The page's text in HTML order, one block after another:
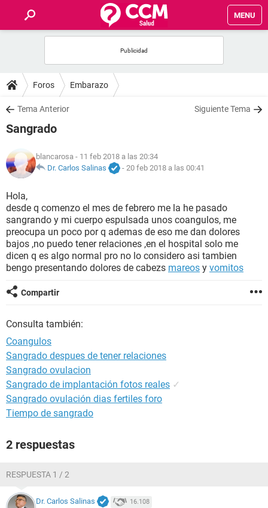
MENU
FOROS
SALUD
FAMILIA
NUTRICIÓN
BIENESTAR
SEXUALIDAD
GLOSARIO
Foros Embarazo
Tema Anterior Siguiente Tema
Sangrado
blancarosa - 11 feb 2018 a las 20:34
Dr. Carlos Salinas
- 20 feb 2018 a las 00:41
Hola,
desde q comenzo el mes de febrero me la he pasado
sangrando y mi cuerpo espulsada unos coangulos, me
preocupa un poco por q ademas de eso me dan dolores
bajos ,no puedo tener relaciones ,en el hospital solo me
dicen q es algo normal pro no lo considero asi tambien
bengo presentando dolores de cabezs mareos y vomitos
Compartir
Consulta también:
Coangulos
Sangrado despues de tener relaciones
Sangrado ovulacion
Sangrado de implantación fotos reales ✓
Sangrado ovulación dias fertiles foro
Tiempo de sangrado
2 respuestas
RESPUESTA 1 / 2
Dr. Carlos Salinas 16.108